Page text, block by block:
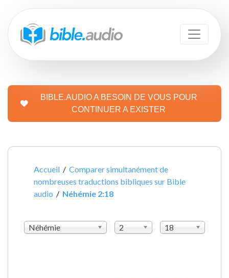
BIBLE.AUDIO A BESOIN DE VOUS POUR
CONTINUER A EXISTER
Accueil /Comparer simultanément de
nombreuses traductions bibliques sur Bible
audio / Néhémie 2:18
Néhémie 2 18